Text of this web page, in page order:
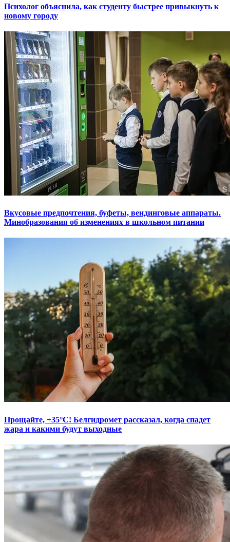
Психолог объяснила, как студенту быстрее привыкнуть к
новому городу
Вкусовые предпочтения, буфеты, вендинговые аппараты.
Минобразования об изменениях в школьном питании
Прощайте, +35°С! Белгидромет рассказал, когда спадет
жара и какими будут выходные